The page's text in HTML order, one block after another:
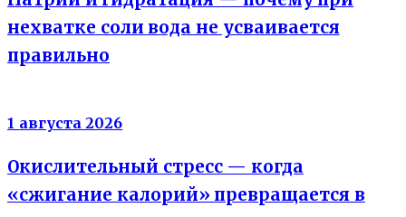
нехватке соли вода не усваивается
правильно
1 августа 2026
Окислительный стресс — когда
«сжигание калорий» превращается в